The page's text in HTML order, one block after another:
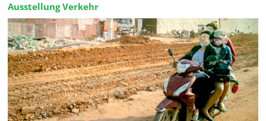
Ausstellung Verkehr